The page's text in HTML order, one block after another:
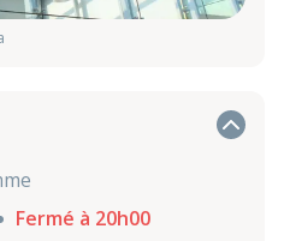
Fermé à 20h00